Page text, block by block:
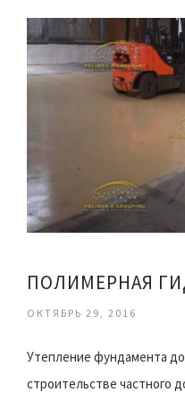
ОКТЯБРЬ 29, 2016
Утепление фундамента
строительстве частного